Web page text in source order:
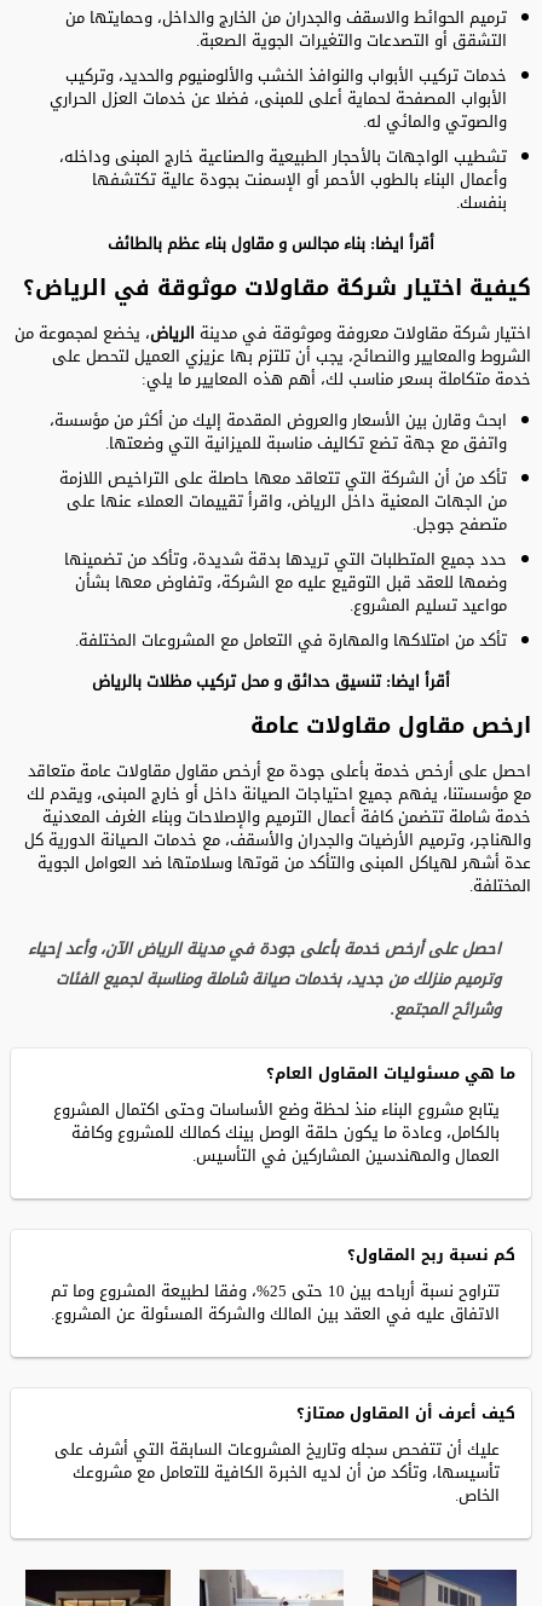
ترميم الحوائط والاسقف والجدران من الخارج والداخل، وحمايتها من
التشقق أو التصدعات والتغيرات الجوية الصعبة.
خدمات تركيب الأبواب والنوافذ الخشب والألومنيوم والحديد، وتركيب
الأبواب المصفحة لحماية أعلى للمبنى، فضلا عن خدمات العزل الحراري
والصوتي والمائي له.
تشطيب الواجهات بالأحجار الطبيعية والصناعية خارج المبنى وداخله،
وأعمال البناء بالطوب الأحمر أو الإسمنت بجودة عالية تكتشفها
بنفسك.
أقرأ ايضا: بناء مجالسومقاول بناء عظم بالطائف
كيفية اختيار شركة مقاولات موثوقة في الرياض؟
اختيار شركة مقاولات معروفة وموثوقة في مدينة الرياض، يخضع لمجموعة من
الشروط والمعايير والنصائح، يجب أن تلتزم بها عزيزي العميل لتحصل على
خدمة متكاملة بسعر مناسب لك، أهم هذه المعايير ما يلي:
ابحث وقارن بين الأسعار والعروض المقدمة إليك من أكثر من مؤسسة،
واتفق مع جهة تضع تكاليف مناسبة للميزانية التي وضعتها.
تأكد من أن الشركة التي تتعاقد معها حاصلة على التراخيص اللازمة
من الجهات المعنية داخل الرياض، واقرأ تقييمات العملاء عنها على
متصفح جوجل.
حدد جميع المتطلبات التي تريدها بدقة شديدة، وتأكد من تضمينها
وضمها للعقد قبل التوقيع عليه مع الشركة، وتفاوض معها بشأن
مواعيد تسليم المشروع.
تأكد من امتلاكها والمهارة في التعامل مع المشروعات المختلفة.
أقرأ ايضا:تنسيق حدائقومحل تركيب مظلات بالرياض
ارخص مقاول مقاولات عامة
احصل على أرخص خدمة بأعلى جودة مع أرخص مقاول مقاولات عامة متعاقد
مع مؤسستنا، يفهم جميع احتياجات الصيانة داخل أو خارج المبنى، ويقدم لك
خدمة شاملة تتضمن كافة أعمال الترميم والإصلاحات وبناء الغرف المعدنية
والهناجر، وترميم الأرضيات والجدران والأسقف، مع خدمات الصيانة الدورية كل
عدة أشهر لهياكل المبنى والتأكد من قوتها وسلامتها ضد العوامل الجوية
المختلفة.
احصل على أرخص خدمة بأعلى جودة في مدينة الرياض الآن، وأعد إحياء
وترميم منزلك من جديد، بخدمات صيانة شاملة ومناسبة لجميع الفئات
وشرائح المجتمع.
ما هي مسئوليات المقاول العام؟
يتابع مشروع البناء منذ لحظة وضع الأساسات وحتى اكتمال المشروع
بالكامل، وعادة ما يكون حلقة الوصل بينك كمالك للمشروع وكافة
العمال والمهندسين المشاركين في التأسيس.
كم نسبة ربح المقاول؟
تتراوح نسبة أرباحه بين 10 حتى 25%، وفقا لطبيعة المشروع وما تم
الاتفاق عليه في العقد بين المالك والشركة المسئولة عن المشروع.
كيف أعرف أن المقاول ممتاز؟
عليك أن تتفحص سجله وتاريخ المشروعات السابقة التي أشرف على
تأسيسها، وتأكد من أن لديه الخبرة الكافية للتعامل مع مشروعك
الخاص.